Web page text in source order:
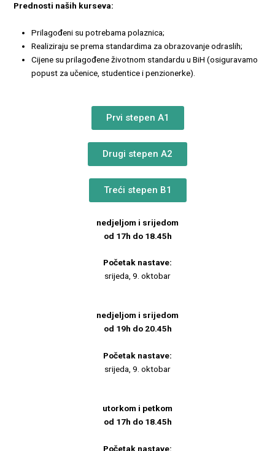
Prednosti naših kurseva:
Prilagođeni su potrebama polaznica;
Realiziraju se prema standardima za obrazovanje odraslih;
Cijene su prilagođene životnom standardu u BiH (osiguravamo
popust za učenice, studentice i penzionerke).
Prvi stepen A1
Drugi stepen A2
Treći stepen B1
nedjeljom i srijedom
od 17h do 18.45h
Početak nastave:
srijeda, 9. oktobar
nedjeljom i srijedom
od 19h do 20.45h
Početak nastave:
srijeda, 9. oktobar
utorkom i petkom
od 17h do 18.45h
Početak nastave: